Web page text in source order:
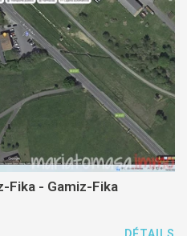
Fika - Gamiz-Fika